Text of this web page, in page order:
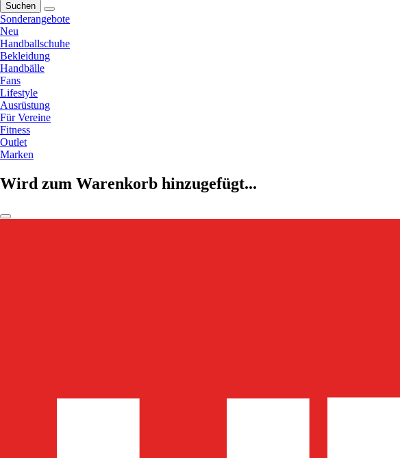
Suchen
Sonderangebote
Neu
Handballschuhe
Bekleidung
Handbälle
Fans
Lifestyle
Ausrüstung
Für Vereine
Fitness
Outlet
Marken
Wird zum Warenkorb hinzugefügt...